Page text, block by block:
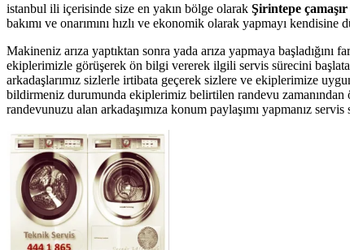
istanbul ili içerisinde size en yakın bölge olarak Şirintepe
bakımı ve onarımını hızlı ve ekonomik olarak yapmayı kendisine
Makineniz arıza yaptıktan sonra yada arıza yapmaya başladığını
ekiplerimizle görüşerek ön bilgi vererek ilgili servis sürecini
arkadaşlarımız sizlerle irtibata geçerek sizlere ve ekiplerimize
bildirmeniz durumunda ekiplerimiz belirtilen randevu
randevunuzu alan arkadaşımıza konum paylaşımı yapmanız